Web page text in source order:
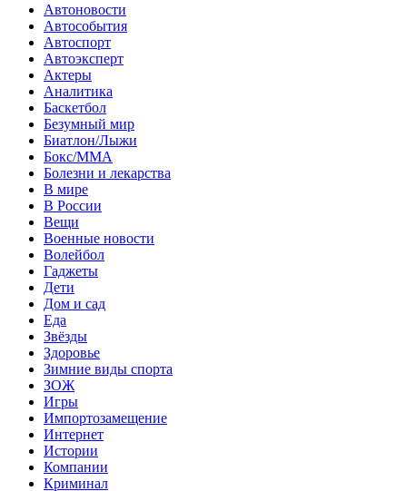
Автоновости
Автособытия
Автоспорт
Автоэксперт
Актеры
Аналитика
Баскетбол
Безумный мир
Биатлон/Лыжи
Бокс/MMA
Болезни и лекарства
В мире
В России
Вещи
Военные новости
Волейбол
Гаджеты
Дети
Дом и сад
Еда
Звёзды
Здоровье
Зимние виды спорта
ЗОЖ
Игры
Импортозамещение
Интернет
Истории
Компании
Криминал